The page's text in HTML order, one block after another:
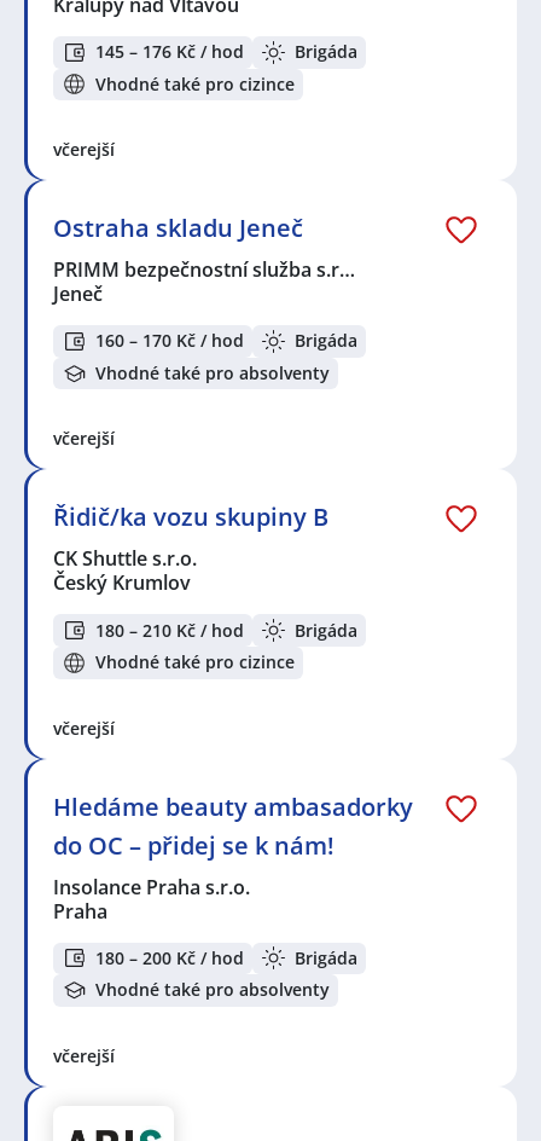
145 – 176 Kč / hod
Brigáda
Vhodné také pro cizince
včerejší
Ostraha skladu Jeneč
PRIMM bezpečnostní služba s.r…
Jeneč
160 – 170 Kč / hod
Brigáda
Vhodné také pro absolventy
včerejší
Řidič/ka vozu skupiny B
CK Shuttle s.r.o.
Český Krumlov
180 – 210 Kč / hod
Brigáda
Vhodné také pro cizince
včerejší
Hledáme beauty ambasadorky
do OC – přidej se k nám!
Insolance Praha s.r.o.
Praha
180 – 200 Kč / hod
Brigáda
Vhodné také pro absolventy
včerejší